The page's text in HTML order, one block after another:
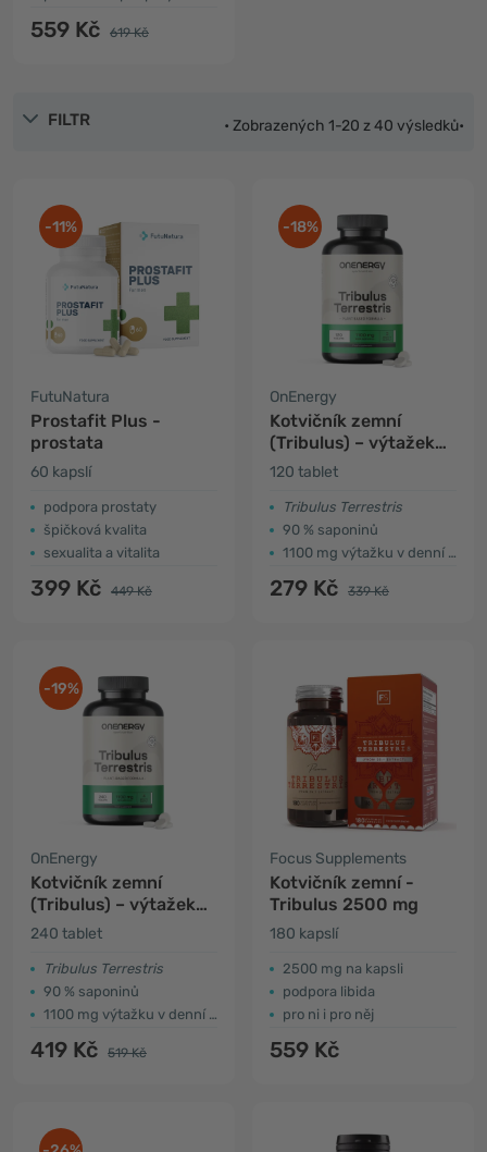
559 Kč 619 Kč
FILTR • Zobrazených 1-20 z 40 výsledků•
-11%
FutuNatura
Prostafit Plus -
prostata
60 kapslí
podpora prostaty
špičková kvalita
sexualita a vitalita
399 Kč 449 Kč
-18%
OnEnergy
Kotvičník zemní
(Tribulus) – výtažek
15:1
120 tablet
Tribulus Terrestris
90 % saponinů
1100 mg výtažku v denní dávce
279 Kč 339 Kč
-19%
OnEnergy
Kotvičník zemní
(Tribulus) – výtažek
15:1
240 tablet
Tribulus Terrestris
90 % saponinů
1100 mg výtažku v denní dávce
419 Kč 519 Kč
Focus Supplements
Kotvičník zemní -
Tribulus 2500 mg
180 kapslí
2500 mg na kapsli
podpora libida
pro ni i pro něj
559 Kč